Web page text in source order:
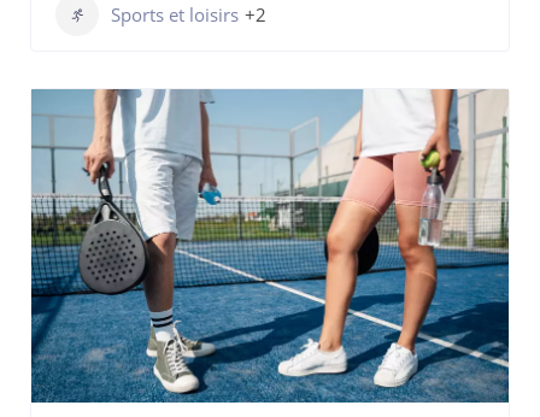
Sports et loisirs +2